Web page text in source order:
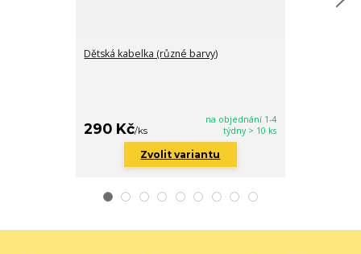
Dětská kabelka (různé barvy)
290 Kč/ks
na objednání 1-4
týdny > 10 ks
Zvolit variantu